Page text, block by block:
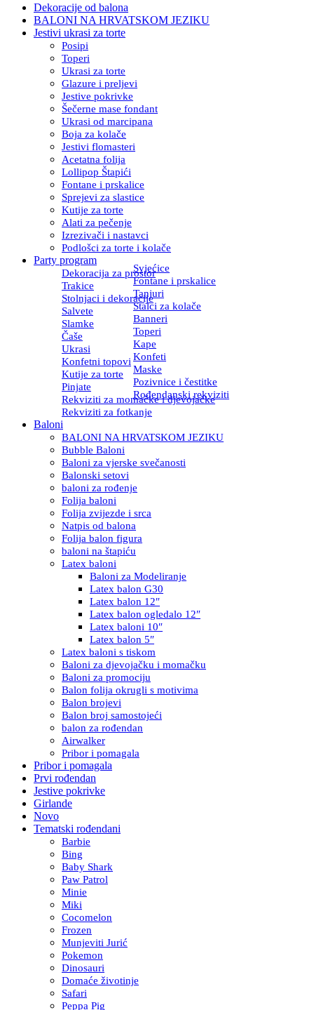
Dekoracije od balona
BALONI NA HRVATSKOM JEZIKU
Jestivi ukrasi za torte
Posipi
Toperi
Ukrasi za torte
Glazure i preljevi
Jestive pokrivke
Šečerne mase fondant
Ukrasi od marcipana
Boja za kolače
Jestivi flomasteri
Acetatna folija
Lollipop Štapići
Fontane i prskalice
Sprejevi za slastice
Kutije za torte
Alati za pečenje
Izrezivači i nastavci
Podlošci za torte i kolače
Party program
Dekoracija za prostor
Svjećice
Trakice
Fontane i prskalice
Stolnjaci i dekoracije
Tanjuri
Salvete
Stalci za kolače
Slamke
Banneri
Čaše
Toperi
Ukrasi
Kape
Konfetni topovi Konfeti
Kutije za torte
Maske
Pinjate
Pozivnice i čestitke
Rekviziti za momačke i djevojačke
Rođendanski rekviziti
Rekviziti za fotkanje
Baloni
BALONI NA HRVATSKOM JEZIKU
Bubble Baloni
Baloni za vjerske svečanosti
Balonski setovi
baloni za rođenje
Folija baloni
Folija zvijezde i srca
Natpis od balona
Folija balon figura
baloni na štapiću
Latex baloni
Baloni za Modeliranje
Latex balon G30
Latex balon 12″
Latex balon ogledalo 12″
Latex baloni 10″
Latex balon 5″
Latex baloni s tiskom
Baloni za djevojačku i momačku
Baloni za promociju
Balon folija okrugli s motivima
Balon brojevi
Balon broj samostojeći
balon za rođendan
Airwalker
Pribor i pomagala
Pribor i pomagala
Prvi rođendan
Jestive pokrivke
Girlande
Novo
Tematski rođendani
Barbie
Bing
Baby Shark
Paw Patrol
Minie
Miki
Cocomelon
Frozen
Munjeviti Jurić
Pokemon
Dinosauri
Domaće životinje
Safari
Peppa Pig